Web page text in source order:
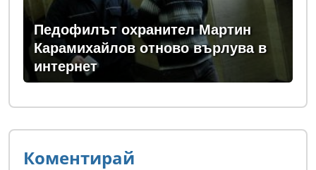
Педофилът охранител Мартин
Карамихайлов отново върлува в
интернет
Коментирай